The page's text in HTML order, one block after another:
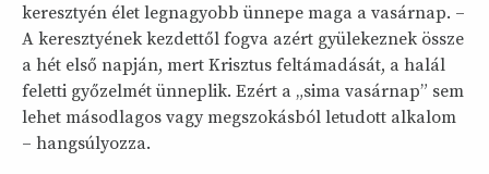
keresztyén élet legnagyobb ünnepe maga a vasárnap. –
A keresztyének kezdettől fogva azért gyülekeznek össze
a hét első napján, mert Krisztus feltámadását, a halál
feletti győzelmét ünneplik. Ezért a „sima vasárnap” sem
lehet másodlagos vagy megszokásból letudott alkalom
– hangsúlyozza.